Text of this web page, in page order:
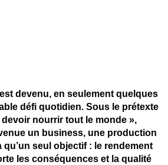
devenu, en seulement quelques
défi quotidien. Sous le prétexte
nourrir tout le monde »,
un business, une production
qu’un seul objectif : le rendement
les conséquences et la qualité